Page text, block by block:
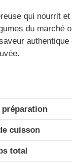
qui nourrit
du marché
préparation
cuisson
total